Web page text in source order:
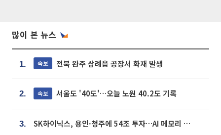
많이 본 뉴스
1. 속보 전북 완주 삼례읍 공장서 화재 발생
2. 속보 서울도 '40도'…오늘 노원 40.2도 기록
3. SK하이닉스, 용인·청주에 54조 투자…AI 메모리 생산기지 키운다